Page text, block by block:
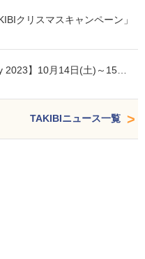
クリスマスキャンペーン」
2023】10月14日(土)～15…
TAKIBIニュース一覧